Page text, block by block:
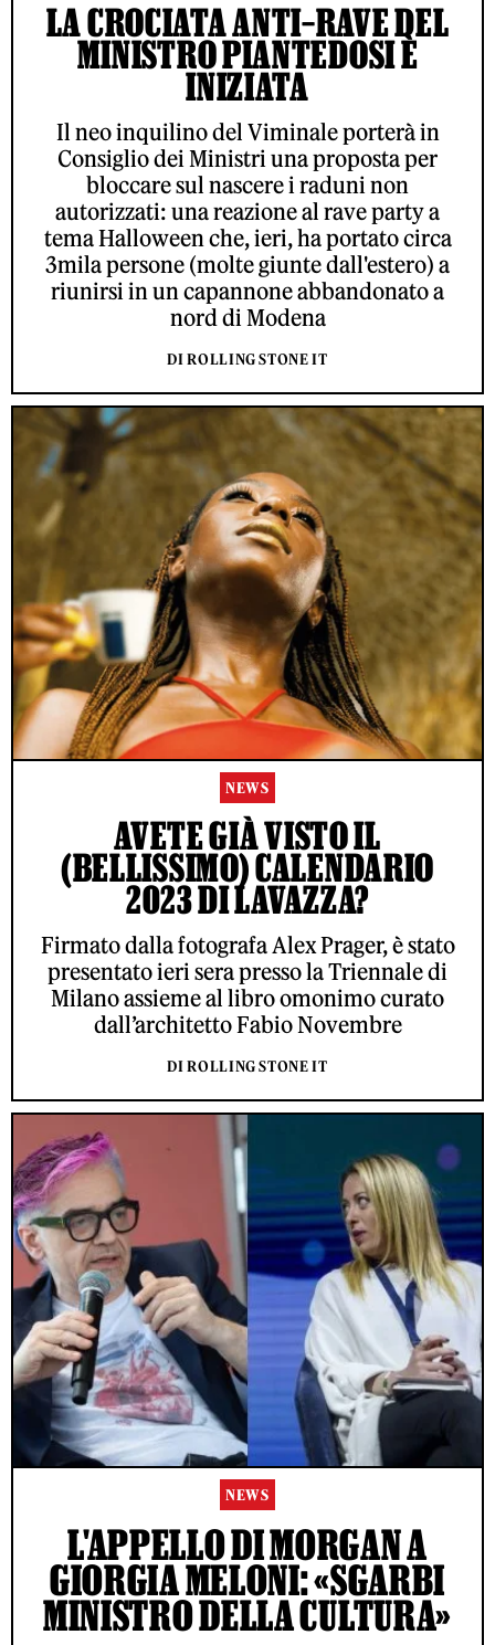
LA CROCIATA ANTI–RAVE DEL
MINISTRO PIANTEDOSI È
INIZIATA
Il neo inquilino del Viminale porterà in
Consiglio dei Ministri una proposta per
bloccare sul nascere i raduni non
autorizzati: una reazione al rave party a
tema Halloween che, ieri, ha portato circa
3mila persone (molte giunte dall'estero) a
riunirsi in un capannone abbandonato a
nord di Modena
DI ROLLING STONE IT
NEWS
AVETE GIÀ VISTO IL
(BELLISSIMO) CALENDARIO
2023 DI LAVAZZA?
Firmato dalla fotografa Alex Prager, è stato
presentato ieri sera presso la Triennale di
Milano assieme al libro omonimo curato
dall’architetto Fabio Novembre
DI ROLLING STONE IT
NEWS
L'APPELLO DI MORGAN A
GIORGIA MELONI: «SGARBI
MINISTRO DELLA CULTURA»